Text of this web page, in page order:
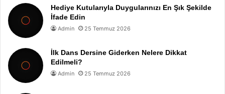
Hediye Kutularıyla Duygularınızı En Şık Şekilde
İfade Edin
Admin 25 Temmuz 2026
İlk Dans Dersine Giderken Nelere Dikkat
Edilmeli?
Admin 25 Temmuz 2026